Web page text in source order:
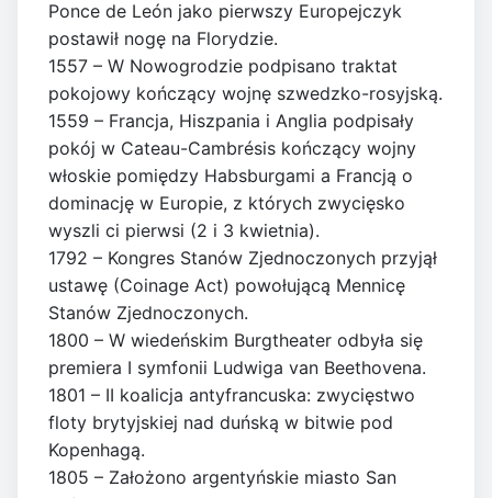
Ponce de León jako pierwszy Europejczyk
postawił nogę na Florydzie.
1557 – W Nowogrodzie podpisano traktat
pokojowy kończący wojnę szwedzko-rosyjską.
1559 – Francja, Hiszpania i Anglia podpisały
pokój w Cateau-Cambrésis kończący wojny
włoskie pomiędzy Habsburgami a Francją o
dominację w Europie, z których zwycięsko
wyszli ci pierwsi (2 i 3 kwietnia).
1792 – Kongres Stanów Zjednoczonych przyjął
ustawę (Coinage Act) powołującą Mennicę
Stanów Zjednoczonych.
1800 – W wiedeńskim Burgtheater odbyła się
premiera I symfonii Ludwiga van Beethovena.
1801 – II koalicja antyfrancuska: zwycięstwo
floty brytyjskiej nad duńską w bitwie pod
Kopenhagą.
1805 – Założono argentyńskie miasto San